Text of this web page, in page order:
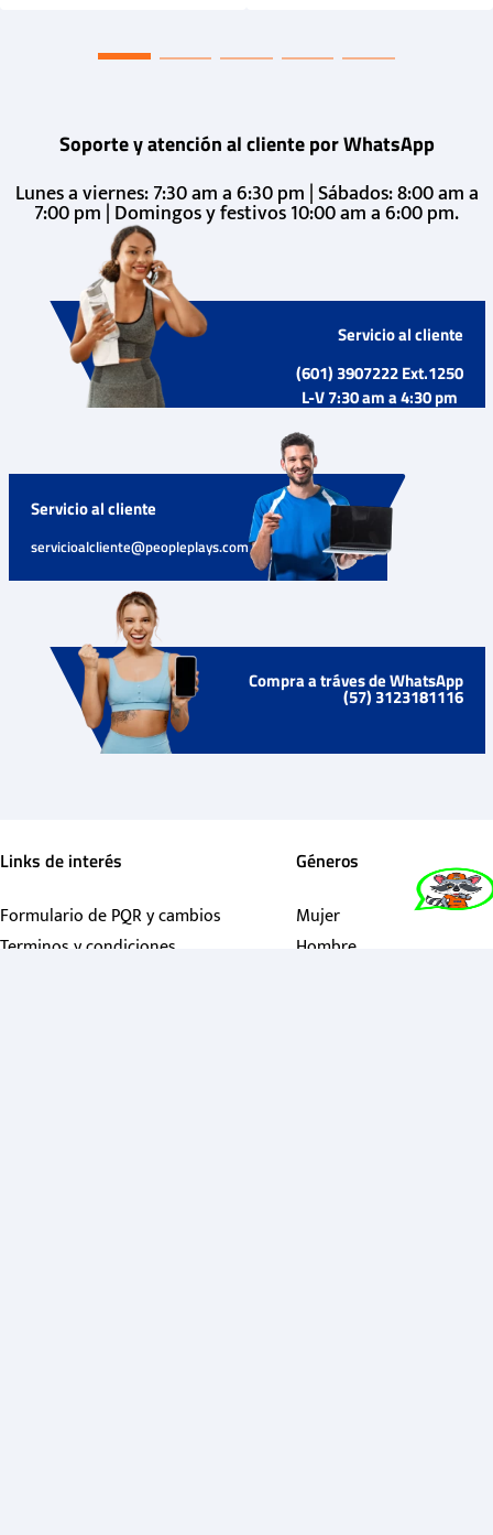
Soporte y atención al cliente por WhatsApp
Lunes a viernes: 7:30 am a 6:30 pm | Sábados: 8:00 am a
7:00 pm | Domingos y festivos 10:00 am a 6:00 pm.
Servicio al cliente
(601) 3907222 Ext.1250
L-V 7:30 am a 4:30 pm
Servicio al cliente
servicioalcliente@peopleplays.com
Compra a tráves de WhatsApp
(57) 3123181116
Links de interés
Formulario de PQR y cambios
Terminos y condiciones
Géneros
Mujer
Hombre